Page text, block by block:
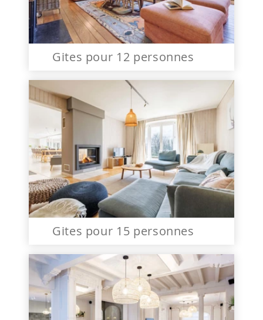
Gites pour 12 personnes
Gites pour 15 personnes